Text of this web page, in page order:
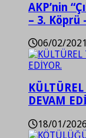
AKP’nin
– 3. Köprü
06/02/2021
DEVAM
18/01/2026